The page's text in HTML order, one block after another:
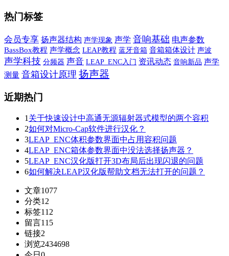
热门标签
会员专享 扬声器结构 声学现象 声学 音响基础 电声参数
BassBox教程 声学概念 LEAP教程 蓝牙音箱 音箱箱体设计 声波
声学科技 分频器 声音 LEAP_ENC入门 资讯动态 音响新品 声学
测量 音箱设计原理 扬声器
近期热门
1关于快速设计中高通无源辐射器式模型的两个容积
2如何对Micro-Cap软件进行汉化？
3LEAP_ENC体积参数界面中占用容积问题
4LEAP_ENC箱体参数界面中没法选择扬声器？
5LEAP_ENC汉化版打开3D布局后出现闪退的问题
6如何解决LEAP汉化版帮助文档无法打开的问题？
文章1077
分类12
标签112
留言115
链接2
浏览2434698